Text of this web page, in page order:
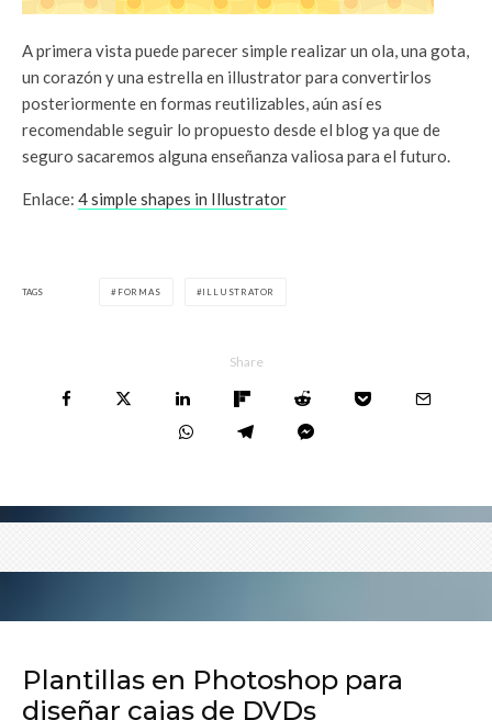
A primera vista puede parecer simple realizar un ola, una gota,
un corazón y una estrella en illustrator para convertirlos
posteriormente en formas reutilizables, aún así es
recomendable seguir lo propuesto desde el blog ya que de
seguro sacaremos alguna enseñanza valiosa para el futuro.
Enlace: 4 simple shapes in Illustrator
TAGS FORMAS ILLUSTRATOR
Share
Plantillas en Photoshop para
diseñar cajas de DVDs